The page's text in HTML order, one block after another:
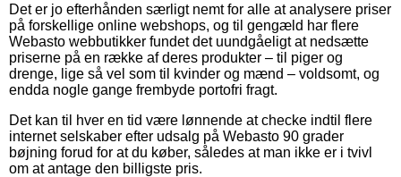
Det er jo efterhånden særligt nemt for alle at analysere priser
på forskellige online webshops, og til gengæld har flere
Webasto webbutikker fundet det uundgåeligt at nedsætte
priserne på en række af deres produkter – til piger og
drenge, lige så vel som til kvinder og mænd – voldsomt, og
endda nogle gange frembyde portofri fragt.
Det kan til hver en tid være lønnende at checke indtil flere
internet selskaber efter udsalg på Webasto 90 grader
bøjning forud for at du køber, således at man ikke er i tvivl
om at antage den billigste pris.